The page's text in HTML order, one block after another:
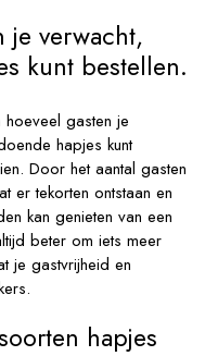
je verwacht,
kunt bestellen.
gasten je
hapjes kunt
Door het aantal gasten
er tekorten ontstaan en
kan genieten van een
beter om iets meer
je gastvrijheid en
hapjes